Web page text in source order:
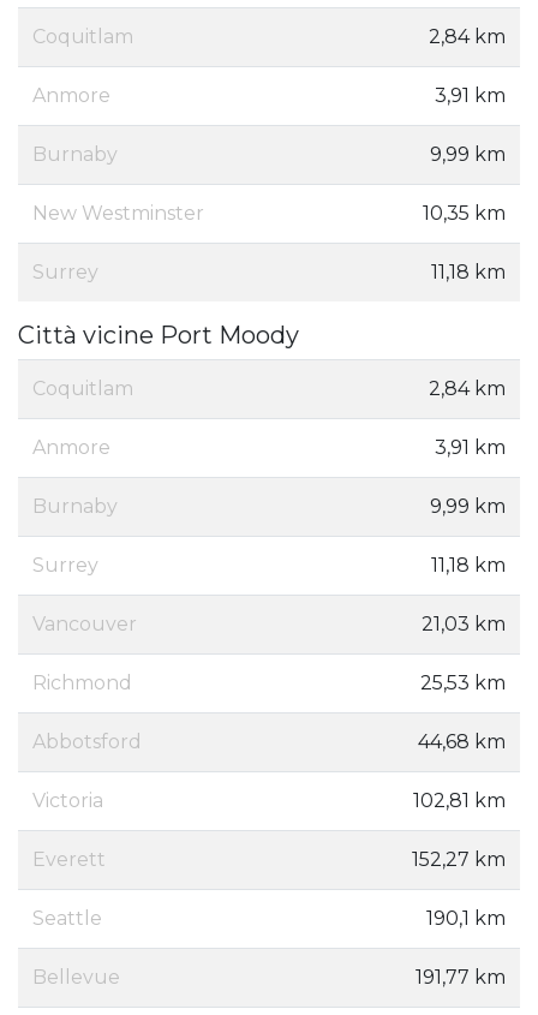
Coquitlam 2,84 km
Anmore 3,91 km
Burnaby 9,99 km
New Westminster 10,35 km
Surrey 11,18 km
Città vicine Port Moody
Coquitlam 2,84 km
Anmore 3,91 km
Burnaby 9,99 km
Surrey 11,18 km
Vancouver 21,03 km
Richmond 25,53 km
Abbotsford 44,68 km
Victoria 102,81 km
Everett 152,27 km
Seattle 190,1 km
Bellevue 191,77 km